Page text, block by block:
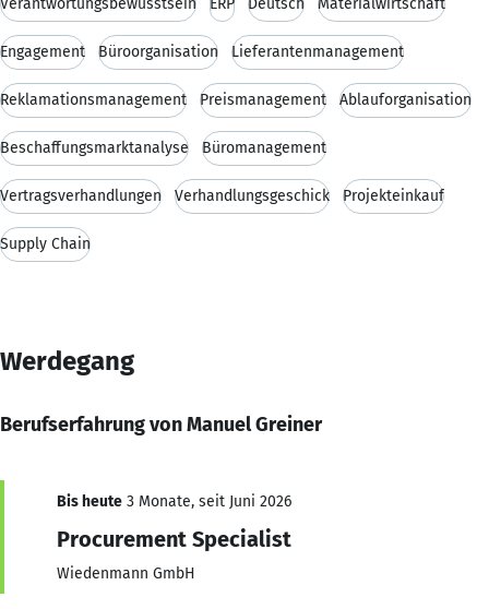
Engagement Büroorganisation Lieferantenmanagement
Reklamationsmanagement Preismanagement Ablauforganisation
Beschaffungsmarktanalyse Büromanagement
Vertragsverhandlungen Verhandlungsgeschick Projekteinkauf
Supply Chain
Werdegang
Berufserfahrung von Manuel Greiner
Bis heute 3 Monate, seit Juni 2026
Procurement Specialist
Wiedenmann GmbH